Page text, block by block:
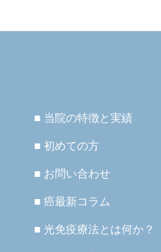
■ 当院の特徴と実績
■ 初めての方
■ お問い合わせ
■ 癌最新コラム
■ 光免疫療法とは何か？